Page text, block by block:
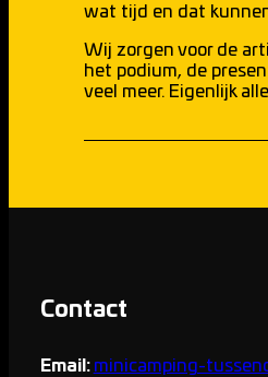
wat tijd en dat
Wij zorgen voor de
het podium, de
veel meer. Eigenlijk
Contact
Email: minicamping-